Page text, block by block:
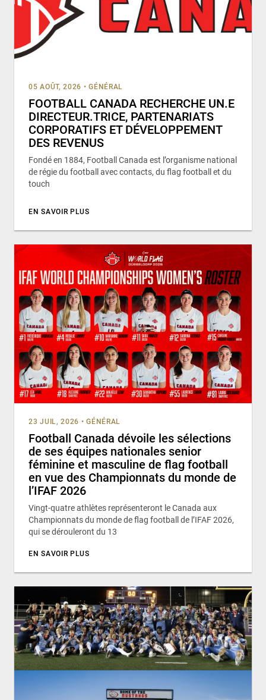
05 AOÛT, 2026 • GÉNÉRAL
FOOTBALL CANADA RECHERCHE UN.E
DIRECTEUR.TRICE, PARTENARIATS
CORPORATIFS ET DÉVELOPPEMENT
DES REVENUS
Fondé en 1884, Football Canada est l’organisme national
de régie du football avec contacts, du flag football et du
touch
EN SAVOIR PLUS
23 JUIL, 2026 • GÉNÉRAL
Football Canada dévoile les sélections
de ses équipes nationales senior
féminine et masculine de flag football
en vue des Championnats du monde de
l’IFAF 2026
Vingt-quatre athlètes représenteront le Canada aux
Championnats du monde de flag football de l’IFAF 2026,
qui se dérouleront du 13
EN SAVOIR PLUS